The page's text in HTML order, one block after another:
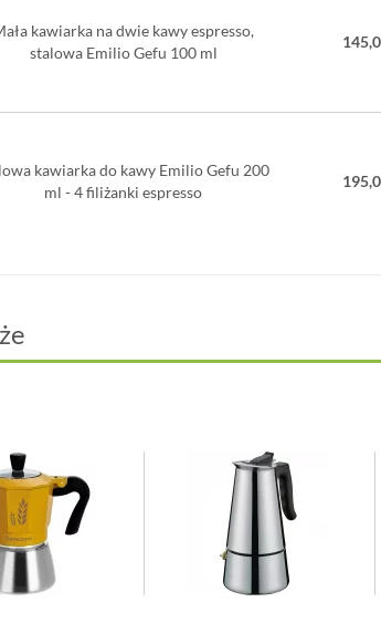
kawiarka na dwie kawy espresso,
stalowa Emilio Gefu 100 ml
kawiarka do kawy Emilio Gefu 200
ml - 4 filiżanki espresso